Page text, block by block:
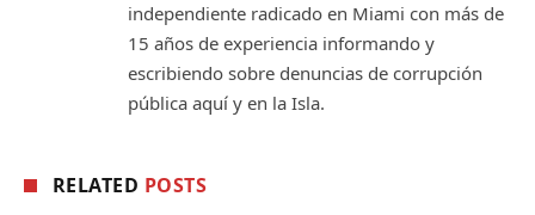
independiente radicado en Miami con más de
15 años de experiencia informando y
escribiendo sobre denuncias de corrupción
pública aquí y en la Isla.
RELATED POSTS